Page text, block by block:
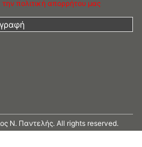
πολιτική απορρήτου μας
N. Παντελής. All rights reserved.